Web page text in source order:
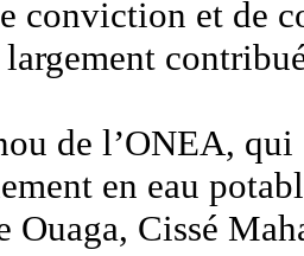
conviction et de
de l’ONEA,
en eau
Ouaga, Cissé